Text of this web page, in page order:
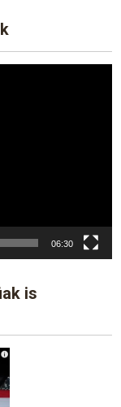
06:30
is